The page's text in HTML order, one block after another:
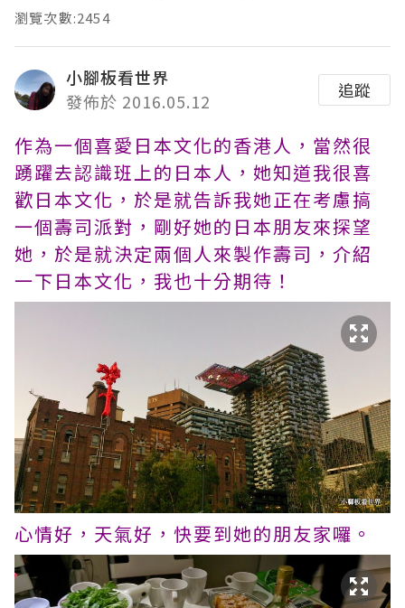
瀏覽次數:2454
小腳板看世界
發佈於 2016.05.12
追蹤
作為一個喜愛日本文化的香港人，當然很
踴躍去認識班上的日本人，她知道我很喜
歡日本文化，於是就告訴我她正在考慮搞
一個壽司派對，剛好她的日本朋友來探望
她，於是就決定兩個人來製作壽司，介紹
一下日本文化，我也十分期待！
心情好，天氣好，快要到她的朋友家囉。